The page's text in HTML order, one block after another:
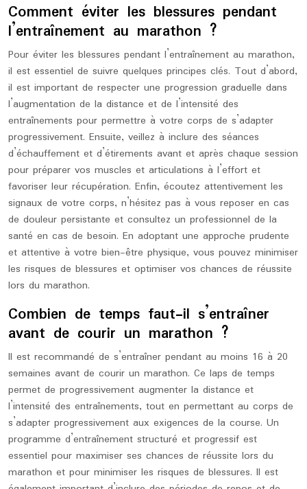
Comment éviter les blessures pendant
l’entraînement au marathon ?
Pour éviter les blessures pendant l’entraînement au marathon,
il est essentiel de suivre quelques principes clés. Tout d’abord,
il est important de respecter une progression graduelle dans
l’augmentation de la distance et de l’intensité des
entraînements pour permettre à votre corps de s’adapter
progressivement. Ensuite, veillez à inclure des séances
d’échauffement et d’étirements avant et après chaque session
pour préparer vos muscles et articulations à l’effort et
favoriser leur récupération. Enfin, écoutez attentivement les
signaux de votre corps, n’hésitez pas à vous reposer en cas
de douleur persistante et consultez un professionnel de la
santé en cas de besoin. En adoptant une approche prudente
et attentive à votre bien-être physique, vous pouvez minimiser
les risques de blessures et optimiser vos chances de réussite
lors du marathon.
Combien de temps faut-il s’entraîner
avant de courir un marathon ?
Il est recommandé de s’entraîner pendant au moins 16 à 20
semaines avant de courir un marathon. Ce laps de temps
permet de progressivement augmenter la distance et
l’intensité des entraînements, tout en permettant au corps de
s’adapter progressivement aux exigences de la course. Un
programme d’entraînement structuré et progressif est
essentiel pour maximiser ses chances de réussite lors du
marathon et pour minimiser les risques de blessures. Il est